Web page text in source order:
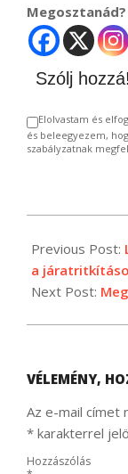
Megosztanád?
Szólj hozzá!
Elolvastam és
és beleegyezem,
szabályzatnak
01-
22
Previous Post:
a
Next Post:
VÉLEMÉNY,
Az e-mail címet
* karakterrel
Hozzászólás